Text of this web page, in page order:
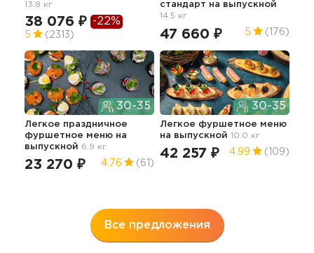
13.8 кг
38 076 ₽ -22%
5 (2313)
стандарт на выпускной
14.5 кг
47 660 ₽ 5 (176)
30-35
Легкое праздничное
фуршетное меню на
выпускной 6.9 кг
23 270 ₽ 4.76 (61)
30-35
Легкое фуршетное меню
на выпускной 10.0 кг
42 257 ₽ 4.99 (109)
Все предложения